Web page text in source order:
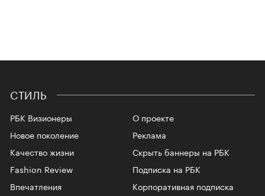
СТИЛЬ
РБК Визионеры
Новое поколение
Качество жизни
Fashion Review
Впечатления
О проекте
Реклама
Скрыть баннеры на РБК
Подписка на РБК
Корпоративная подписка